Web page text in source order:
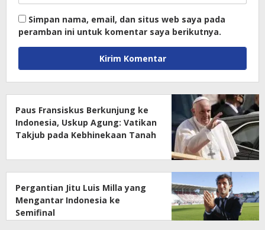
Simpan nama, email, dan situs web saya pada
peramban ini untuk komentar saya berikutnya.
Paus Fransiskus Berkunjung ke
Indonesia, Uskup Agung: Vatikan
Takjub pada Kebhinekaan Tanah
Pergantian Jitu Luis Milla yang
Mengantar Indonesia ke
Semifinal